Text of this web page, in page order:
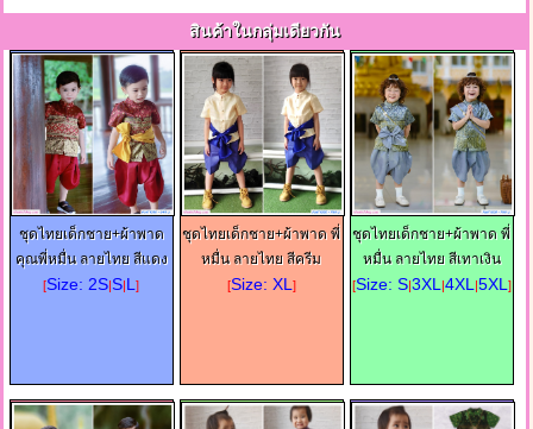
สินค้าในกลุ่มเดียวกัน
ชุดไทยเด็กชาย+ผ้าพาด
คุณพี่หมื่น ลายไทย สีแดง
[Size: 2S|S|L]
ชุดไทยเด็กชาย+ผ้าพาด พี่
หมื่น ลายไทย สีครีม
[Size: XL ]
ชุดไทยเด็กชาย+ผ้าพาด พี่
หมื่น ลายไทย สีเทาเงิน
[Size: S|3XL |4XL |5XL ]